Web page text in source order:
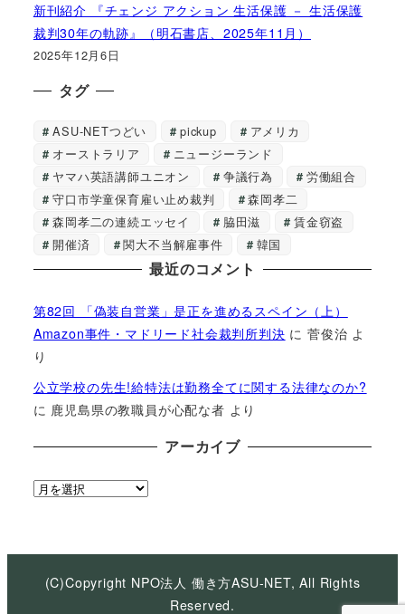
新刊紹介 『チェンジ アクション 生活保護 － 生活保護
裁判30年の軌跡』（明石書店、2025年11月）
2025年12月6日
タグ
ASU-NETつどい pickup
アメリカ
オーストラリア
ニュージーランド
ヤマハ英語講師ユニオン
争議行為
労働組合
守口市学童保育雇い止め裁判
森岡孝二
森岡孝二の連続エッセイ
脇田滋
賃金窃盗
開催済
関大不当解雇事件 韓国
最近のコメント
第82回 「偽装自営業」是正を進めるスペイン（上）
Amazon事件・マドリード社会裁判所判決 に菅俊治 よ
り
公立学校の先生!給特法は勤務全てに関する法律なのか?
に 鹿児島県の教職員が心配な者 より
アーカイブ
ア
イ
(C)Copyright NPO法人 働き方ASU-NET, All Rights
Reserved.